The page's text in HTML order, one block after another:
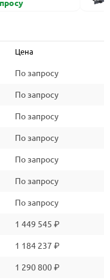
Цена
По запросу
По запросу
По запросу
По запросу
По запросу
По запросу
По запросу
1 449 545 ₽
1 184 237 ₽
1 290 800 ₽